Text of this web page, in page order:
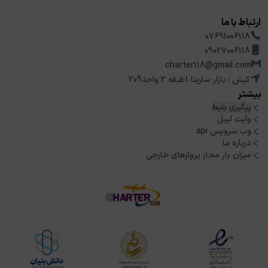
ارتباط با ما
07691006118
09027006118
charter118@gmail.com
کیش : بازار سارینا 1طبقه 2 واحد209
بیشتر
پیگیری بلیط
وایت لیبل
وب سرویس api
درباره ما
میزان بار مجاز پروازهای خارجی